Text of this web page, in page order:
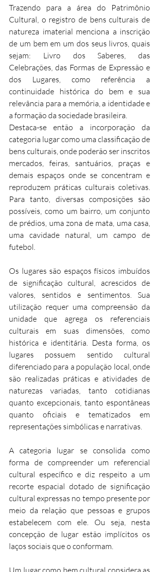
Trazendo para a área do Patrimônio
Cultural, o registro de bens culturais de
natureza imaterial menciona a inscrição
de um bem em um dos seus livros, quais
sejam: Livro dos Saberes, das
Celebrações, das Formas de Expressão e
dos Lugares, como referência a
continuidade histórica do bem e sua
relevância para a memória, a identidade e
a formação da sociedade brasileira.
Destaca-se então a incorporação da
categoria lugar como uma classificação de
bens culturais, onde poderão ser inscritos
mercados, feiras, santuários, praças e
demais espaços onde se concentram e
reproduzem práticas culturais coletivas.
Para tanto, diversas composições são
possíveis, como um bairro, um conjunto
de prédios, uma zona de mata, uma casa,
uma cavidade natural, um campo de
futebol.
Os lugares são espaços físicos imbuídos
de significação cultural, acrescidos de
valores, sentidos e sentimentos. Sua
utilização requer uma compreensão da
unidade que agrega os referenciais
culturais em suas dimensões, como
histórica e identitária. Desta forma, os
lugares possuem sentido cultural
diferenciado para a população local, onde
são realizadas práticas e atividades de
naturezas variadas, tanto cotidianas
quanto excepcionais, tanto espontâneas
quanto oficiais e tematizados em
representações simbólicas e narrativas.
A categoria lugar se consolida como
forma de compreender um referencial
cultural específico e diz respeito a um
recorte espacial dotado de significação
cultural expressas no tempo presente por
meio da relação que pessoas e grupos
estabelecem com ele. Ou seja, nesta
concepção de lugar estão implícitos os
laços sociais que o conformam.
Um lugar como bem cultural considera as